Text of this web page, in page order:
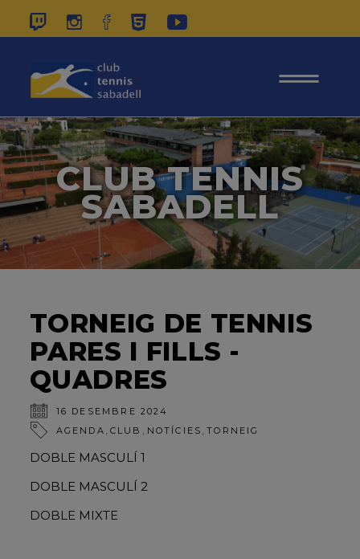
CLUB TENNIS
SABADELL
TORNEIG DE TENNIS
PARES I FILLS -
QUADRES
16 DESEMBRE 2024
AGENDA CLUB NOTÍCIES ,TORNEIG
DOBLE MASCULÍ 1
DOBLE MASCULÍ 2
DOBLE MIXTE